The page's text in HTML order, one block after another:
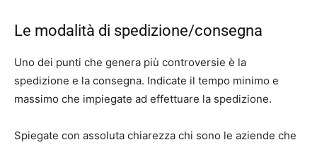
Le modalità di spedizione/consegna
Uno dei punti che genera più controversie è la
spedizione e la consegna. Indicate il tempo minimo e
massimo che impiegate ad effettuare la spedizione.
Spiegate con assoluta chiarezza chi sono le aziende che